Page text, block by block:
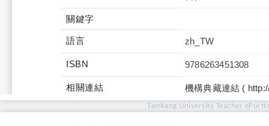
關鍵字
語言 zh_TW
ISBN 9786263451308
相關連結 機構典藏連結 (
Tamkang University Teacher